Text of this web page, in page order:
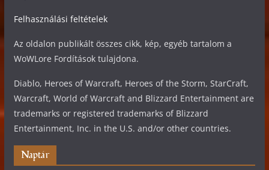
Felhasználási feltételek
Az oldalon publikált összes cikk, kép, egyéb tartalom a
WoWLore Fordítások tulajdona.
Diablo, Heroes of Warcraft, Heroes of the Storm, StarCraft,
Warcraft, World of Warcraft and Blizzard Entertainment are
trademarks or registered trademarks of Blizzard
Entertainment, Inc. in the U.S. and/or other countries.
Naptár